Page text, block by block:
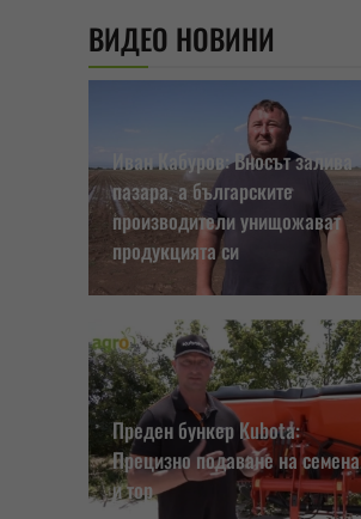
ВИДЕО НОВИНИ
Иван Кабуров: Вносът залива
пазара, а българските
производители унищожават
продукцията си
Преден бункер Kubota:
Прецизно подаване на семена
и тор